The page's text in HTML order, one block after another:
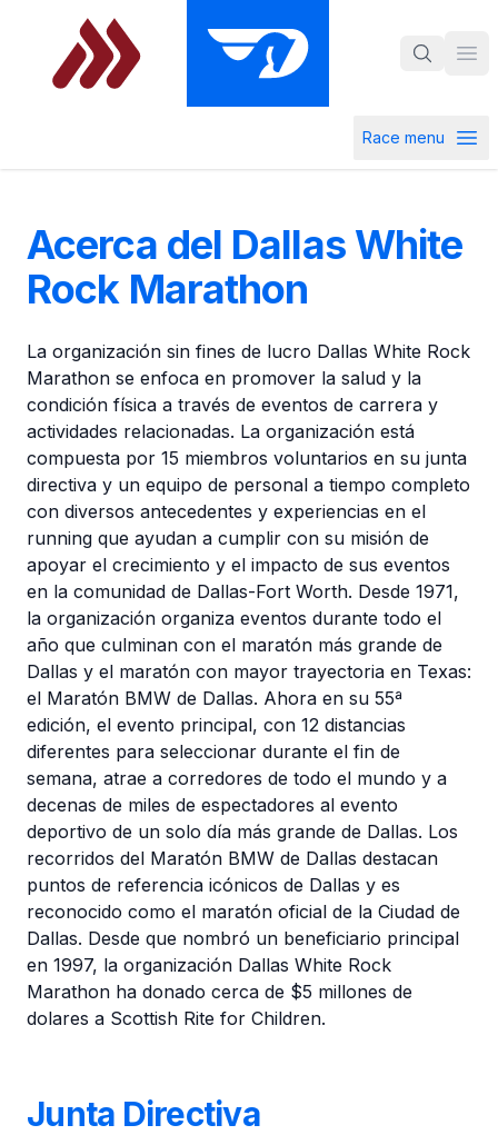
Skip to main content
Race menu
Open
Acerca del Dallas White
Rock Marathon
La organización sin fines de lucro Dallas White Rock
Marathon se enfoca en promover la salud y la
condición física a través de eventos de carrera y
actividades relacionadas. La organización está
compuesta por 15 miembros voluntarios en su junta
directiva y un equipo de personal a tiempo completo
con diversos antecedentes y experiencias en el
running que ayudan a cumplir con su misión de
apoyar el crecimiento y el impacto de sus eventos
en la comunidad de Dallas-Fort Worth. Desde 1971,
la organización organiza eventos durante todo el
año que culminan con el maratón más grande de
Dallas y el maratón con mayor trayectoria en Texas:
el Maratón BMW de Dallas. Ahora en su 55ª
edición, el evento principal, con 12 distancias
diferentes para seleccionar durante el fin de
semana, atrae a corredores de todo el mundo y a
decenas de miles de espectadores al evento
deportivo de un solo día más grande de Dallas. Los
recorridos del Maratón BMW de Dallas destacan
puntos de referencia icónicos de Dallas y es
reconocido como el maratón oficial de la Ciudad de
Dallas. Desde que nombró un beneficiario principal
en 1997, la organización Dallas White Rock
Marathon ha donado cerca de $5 millones de
dolares a Scottish Rite for Children.
Junta Directiva